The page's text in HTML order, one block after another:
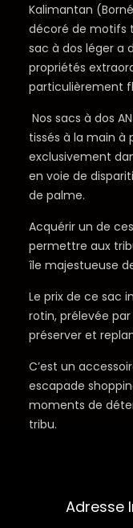
Kalimantan
décoré de motifs
sac à dos léger a
propriétés
particulièrement
Nos sacs à dos
tissés à la main à
exclusivement
en voie de
de palme.
Acquérir un de
permettre aux
île majestueuse
Le prix de ce sac
rotin, prélevée
préserver et
C’est un
escapade
moments de
tribu.
Adresse